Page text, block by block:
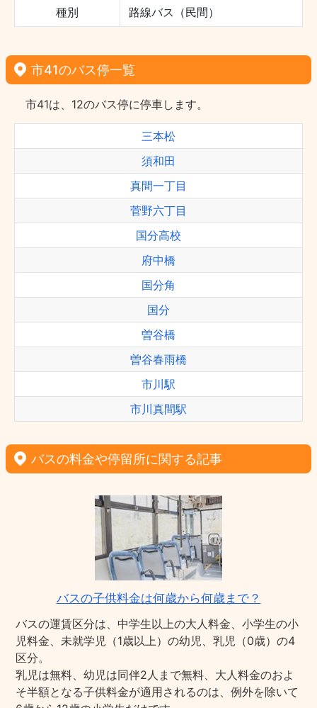
種別 路線バス（民間）
市41のバス停一覧
市41は、12のバス停に停車します。
三本松
須和田
真間一丁目
菅野六丁目
国分高校
府中橋
国分角
国分
曽谷橋
曽谷春雨橋
市川駅
市川真間駅
バスの料金や停留所に関する記事
バスの子供料金は何歳から何歳まで？
バスの運賃区分は、中学生以上の大人料金、小学生の小
児料金、未就学児（1歳以上）の幼児、乳児（0歳）の4
区分。
乳児は無料、幼児は同伴2人まで無料、大人料金のおよ
そ半額となる子供料金が適用されるのは、例外を除いて